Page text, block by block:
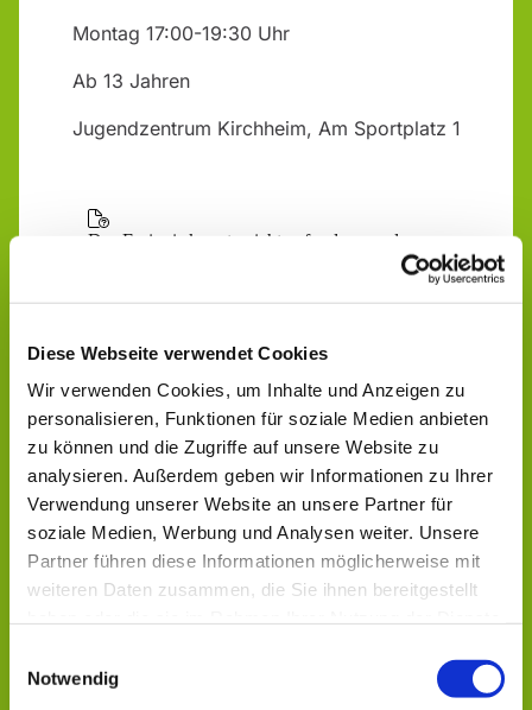
Diese Webseite verwendet Cookies
Wir verwenden Cookies, um Inhalte und Anzeigen zu
personalisieren, Funktionen für soziale Medien anbieten
zu können und die Zugriffe auf unsere Website zu
analysieren. Außerdem geben wir Informationen zu Ihrer
Verwendung unserer Website an unsere Partner für
soziale Medien, Werbung und Analysen weiter. Unsere
Partner führen diese Informationen möglicherweise mit
weiteren Daten zusammen, die Sie ihnen bereitgestellt
Notwendig
Montag 17:00-19:30 Uhr
Ab 13 Jahren
Jugendzentrum Kirchheim, Am Sportplatz 1
Dies könnte Sie auch